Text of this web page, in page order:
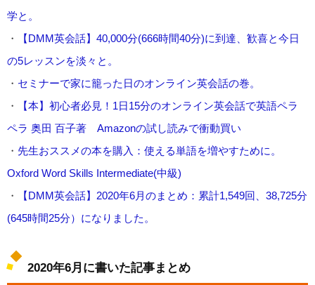
学と。
・
【DMM英会話】40,000分(666時間40分)に到達、歓喜と今日
の5レッスンを淡々と。
・ セミナーで家に籠った日のオンライン英会話の巻。
・
【本】初心者必見！1日15分のオンライン英会話で英語ペラ
ペラ 奥田 百子著 Amazonの試し読みで衝動買い
・ 先生おススメの本を購入：使える単語を増やすために。
Oxford Word Skills Intermediate(中級)
・
【DMM英会話】2020年6月のまとめ：累計1,549回、38,725分
(645時間25分）になりました。
2020年6月に書いた記事まとめ